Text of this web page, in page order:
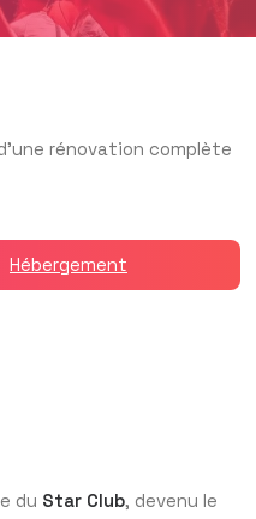
rénovation complète
Hébergement
du Star Club, devenu le